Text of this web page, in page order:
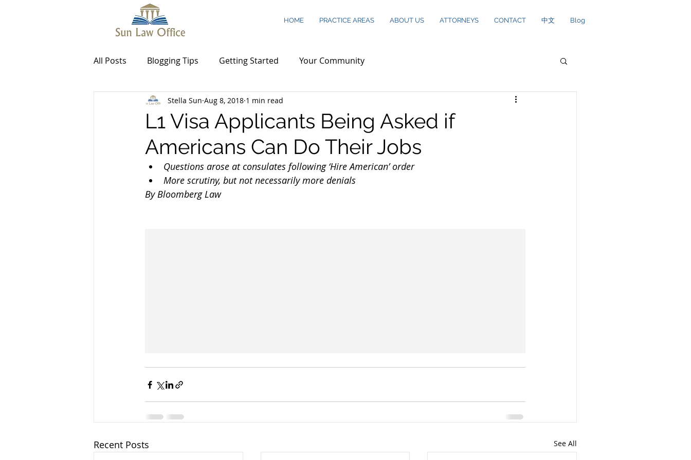
HOME PRACTICE AREAS ABOUT US ATTORNEYS CONTACT 中文 Blog
All Posts Blogging Tips Getting Started Your Community
L1 Visa Applicants Being Asked if
Americans Can Do Their Jobs
Stella Sun Aug 8, 2018 1 min read
Questions arose at consulates following ‘Hire American’ order
More scrutiny, but not necessarily more denials
By Bloomberg Law
Recent Posts See All